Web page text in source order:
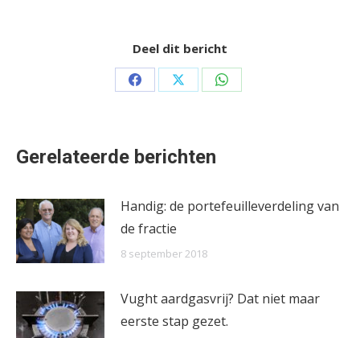
Deel dit bericht
Share Share Share
Gerelateerde berichten
Handig: de portefeuilleverdeling van
de fractie
8 september 2018
Vught aardgasvrij? Dat niet maar
eerste stap gezet.